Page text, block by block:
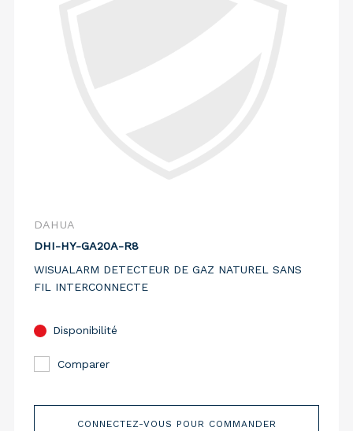
DAHUA
DHI-HY-GA20A-R8
WISUALARM DETECTEUR DE GAZ NATUREL SANS
FIL INTERCONNECTE
Disponibilité
Comparer
CONNECTEZ-VOUS POUR COMMANDER